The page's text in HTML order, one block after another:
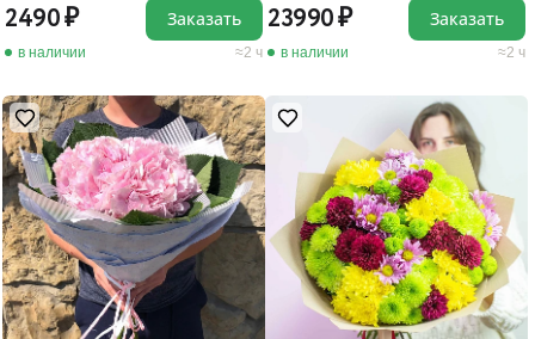
2490
в наличии 2 ч
Заказать 23990
в наличии 2 ч
Заказать